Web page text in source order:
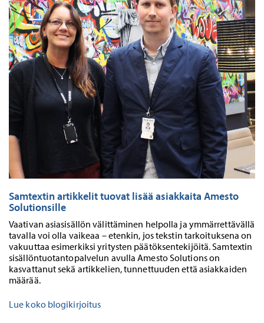
Samtextin artikkelit tuovat lisää asiakkaita Amesto
Solutionsille
Vaativan asiasisällön välittäminen helpolla ja ymmärrettävällä
tavalla voi olla vaikeaa – etenkin, jos tekstin tarkoituksena on
vakuuttaa esimerkiksi yritysten päätöksentekijöitä. Samtextin
sisällöntuotantopalvelun avulla Amesto Solutions on
kasvattanut sekä artikkelien, tunnettuuden että asiakkaiden
määrää.
Lue koko blogikirjoitus